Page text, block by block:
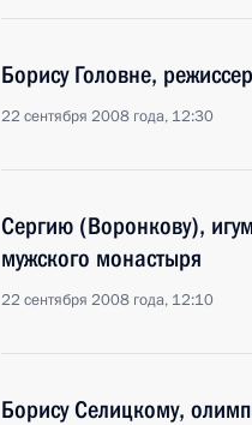
Борису Головне,
22 сентября 2008 года, 12:30
Сергию (Воронкову),
мужского монастыря
22 сентября 2008 года, 12:10
Борису Селицкому,